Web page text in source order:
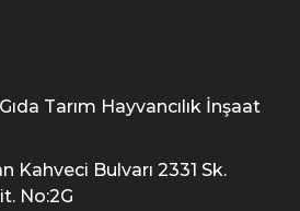
Tarım Hayvancılık İnşaat
Kahveci Bulvarı 2331 Sk.
No:2G